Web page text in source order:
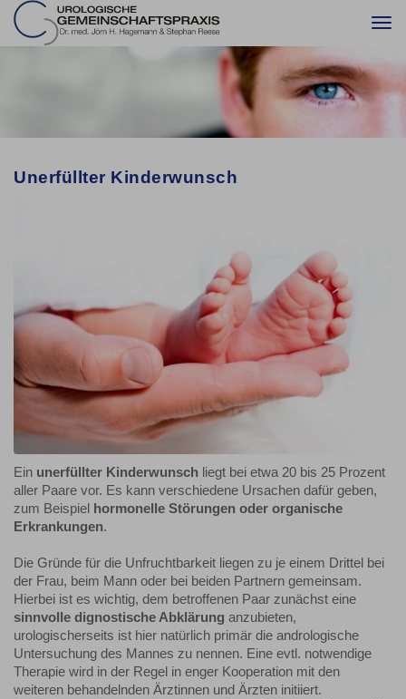
Unerfüllter Kinderwunsch
Ein unerfüllter Kinderwunsch liegt bei etwa 20 bis 25 Prozent
aller Paare vor. Es kann verschiedene Ursachen dafür geben,
zum Beispiel
hormonelle Störungen oder organische
Erkrankungen.
Die Gründe für die Unfruchtbarkeit liegen zu je einem Drittel bei
der Frau, beim Mann oder bei beiden Partnern gemeinsam.
Hierbei ist es wichtig, dem betroffenen Paar zunächst eine
sinnvolle dignostische Abklärung anzubieten,
urologischerseits ist hier natürlich primär die andrologische
Untersuchung des Mannes zu nennen. Eine evtl. notwendige
Therapie wird in der Regel in enger Kooperation mit den
weiteren behandelnden Ärztinnen und Ärzten initiiert.